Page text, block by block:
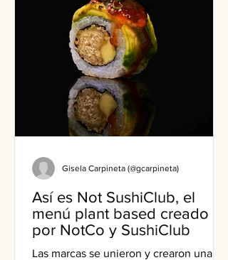
Así es Not SushiClub, el
menú plant based creado
por NotCo y SushiClub
Las marcas se unieron y crearon una
Gisela Carpineta (@gcarpineta)